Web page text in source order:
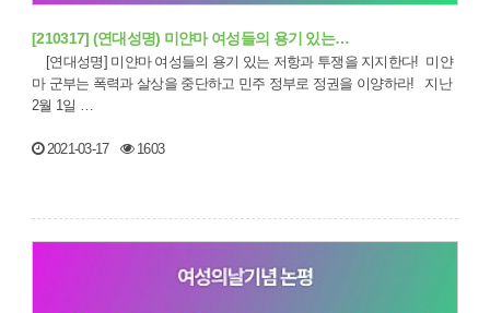
[210317] (연대성명) 미얀마 여성들의 용기 있는…
마 군부는 폭력과 살상을 중단하고 민주 정부로 정권을 이양하라! 지난
2월 1일 …
2021-03-17 1603